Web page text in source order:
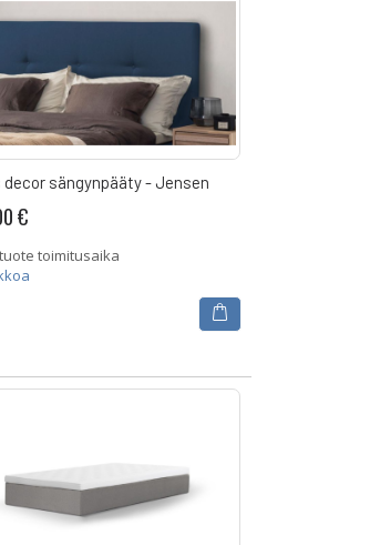
decor sängynpääty - Jensen
€
toimitusaika